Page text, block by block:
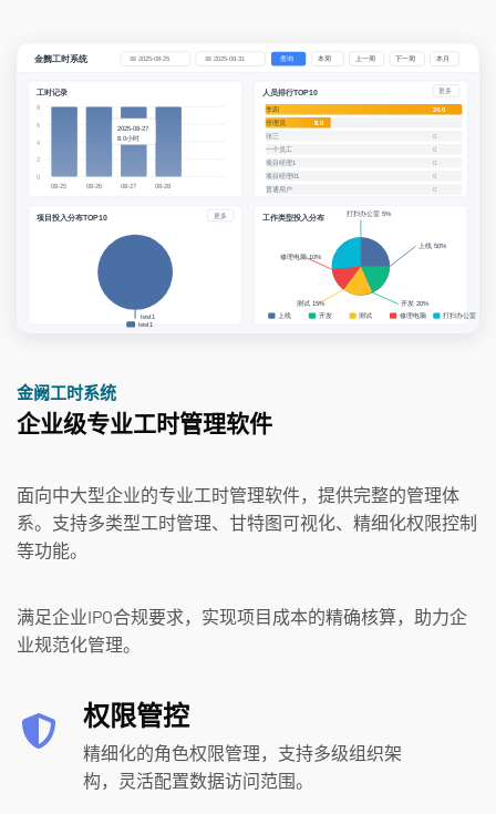
金阙工时系统
企业级专业工时管理软件
面向中大型企业的专业工时管理软件，提供完整的管理体
系。支持多类型工时管理、甘特图可视化、精细化权限控制
等功能。
满足企业IPO合规要求，实现项目成本的精确核算，助力企
业规范化管理。
权限管控
精细化的角色权限管理，支持多级组织架
构，灵活配置数据访问范围。